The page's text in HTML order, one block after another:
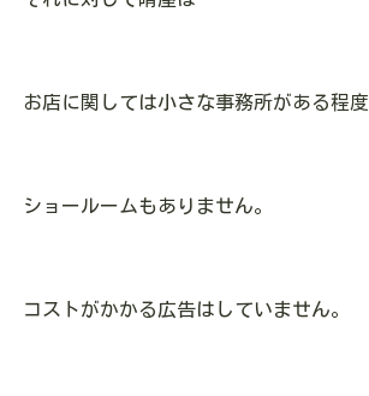
お店に関しては小さな事務所がある程度
ショールームもありません。
コストがかかる広告はしていません。